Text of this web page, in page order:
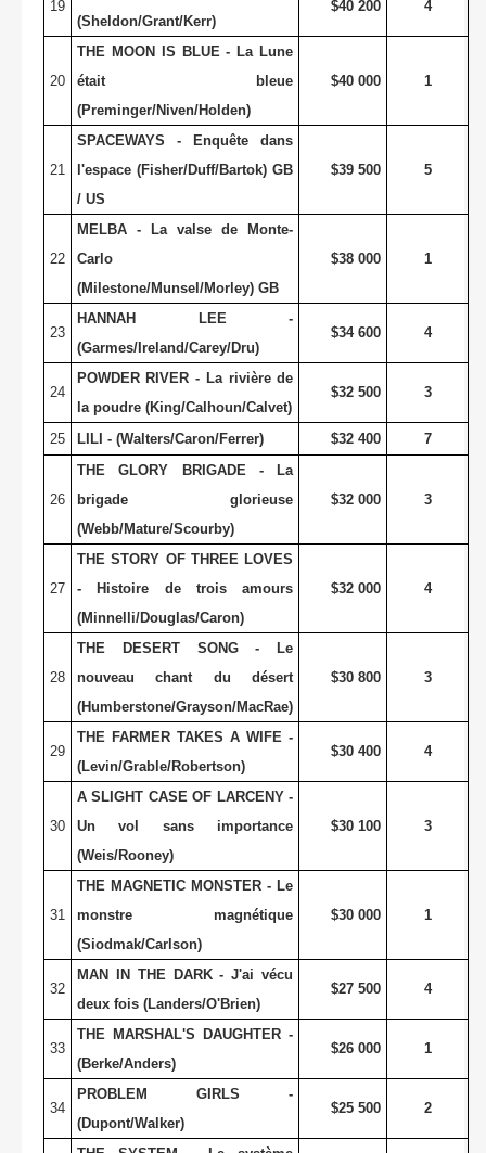
19
(Sheldon/Grant/Kerr)
$40 200 4
20
THE MOON IS BLUE - La Lune
était bleue
(Preminger/Niven/Holden)
$40 000 1
21
SPACEWAYS - Enquête dans
l'espace (Fisher/Duff/Bartok) GB
/ US
$39 500 5
22
MELBA - La valse de Monte-
Carlo
(Milestone/Munsel/Morley) GB
$38 000 1
23
HANNAH LEE -
(Garmes/Ireland/Carey/Dru)
$34 600 4
24
POWDER RIVER - La rivière de
la poudre (King/Calhoun/Calvet)
$32 500 3
25 LILI - (Walters/Caron/Ferrer) $32 400 7
26
THE GLORY BRIGADE - La
brigade glorieuse
(Webb/Mature/Scourby)
$32 000 3
27
THE STORY OF THREE LOVES
- Histoire de trois amours
(Minnelli/Douglas/Caron)
$32 000 4
28
THE DESERT SONG - Le
nouveau chant du désert
(Humberstone/Grayson/MacRae)
$30 800 3
29
THE FARMER TAKES A WIFE -
(Levin/Grable/Robertson)
$30 400 4
30
A SLIGHT CASE OF LARCENY -
Un vol sans importance
(Weis/Rooney)
$30 100 3
31
THE MAGNETIC MONSTER - Le
monstre magnétique
(Siodmak/Carlson)
$30 000 1
32
MAN IN THE DARK - J'ai vécu
deux fois (Landers/O'Brien)
$27 500 4
33
THE MARSHAL'S DAUGHTER -
(Berke/Anders)
$26 000 1
34
PROBLEM GIRLS -
(Dupont/Walker)
$25 500 2